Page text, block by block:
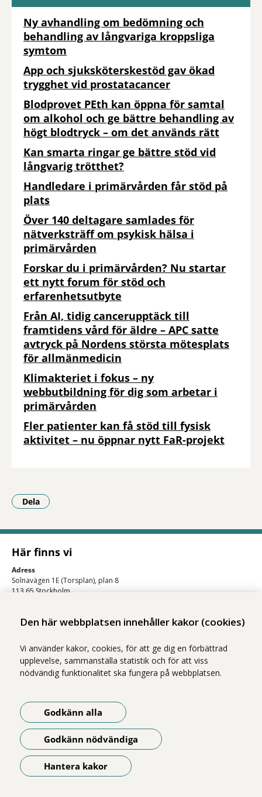
Den här webbplatsen innehåller kakor (cookies)
Vi använder kakor, cookies, för att ge dig en förbättrad
upplevelse, sammanställa statistik och för att viss
nödvändig funktionalitet ska fungera på webbplatsen.
Godkänn alla
Godkänn nödvändiga
Hantera kakor
Ny avhandling om bedömning och
behandling av långvariga kroppsliga
symtom
App och sjuksköterskestöd gav ökad
trygghet vid prostatacancer
Blodprovet PEth kan öppna för samtal
om alkohol och ge bättre behandling av
högt blodtryck – om det används rätt
Kan smarta ringar ge bättre stöd vid
långvarig trötthet?
Handledare i primärvården får stöd på
plats
Över 140 deltagare samlades för
nätverksträff om psykisk hälsa i
primärvården
Forskar du i primärvården? Nu startar
ett nytt forum för stöd och
erfarenhetsutbyte
Från AI, tidig cancerupptäck till
framtidens vård för äldre – APC satte
avtryck på Nordens största mötesplats
för allmänmedicin
Klimakteriet i fokus – ny
webbutbildning för dig som arbetar i
primärvården
Fler patienter kan få stöd till fysisk
aktivitet – nu öppnar nytt FaR-projekt
Dela
- Klicka för att öppna delningsalternativ.
Här finns vi
Adress
Solnavägen 1E (Torsplan), plan 8
113 65 Stockholm
Vi ingår i Stockholms läns sjukvårdsområde som erbjuder hälso- och
sjukvård i Region Stockholms regi.
Om webbplatsen
Tillgänglighetsredogörelse